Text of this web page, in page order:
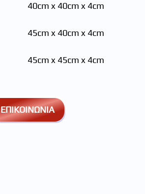
40cm x 40cm x 4cm
45cm x 40cm x 4cm
45cm x 45cm x 4cm
ΕΠΙΚΟΙΝΩΝΙΑ